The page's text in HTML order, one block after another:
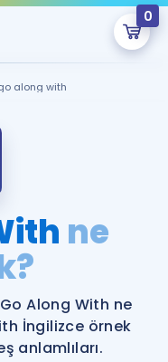
0
onlarca eğitim seni
Gramer
along with
ne
Along With ne
İngilizce örnek
anlamlıları.